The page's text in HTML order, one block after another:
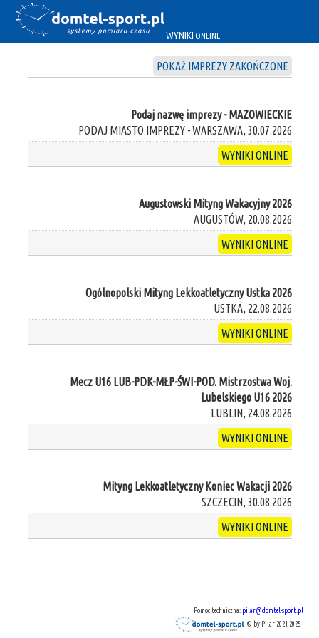
WYNIKI ONLINE
POKAŻ IMPREZY ZAKOŃCZONE
Podaj nazwę imprezy - MAZOWIECKIE
PODAJ MIASTO IMPREZY - WARSZAWA, 30.07.2026
WYNIKI ONLINE
Augustowski Mityng Wakacyjny 2026
AUGUSTÓW, 20.08.2026
WYNIKI ONLINE
Ogólnopolski Mityng Lekkoatletyczny Ustka 2026
USTKA, 22.08.2026
WYNIKI ONLINE
Mecz U16 LUB-PDK-MŁP-ŚWI-POD. Mistrzostwa Woj.
Lubelskiego U16 2026
LUBLIN, 24.08.2026
WYNIKI ONLINE
Mityng Lekkoatletyczny Koniec Wakacji 2026
SZCZECIN, 30.08.2026
WYNIKI ONLINE
Pomoc techniczna: pilar@domtel-sport.pl
© by Pilar 2021-2025